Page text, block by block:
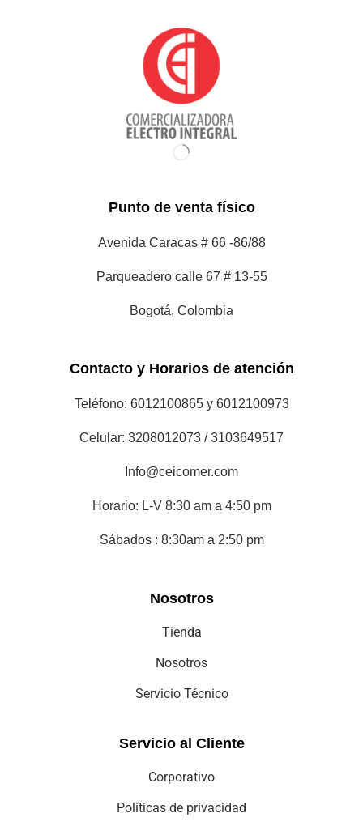
Punto de venta físico
Avenida Caracas # 66 -86/88
Parqueadero calle 67 # 13-55
Bogotá, Colombia
Contacto y Horarios de atención
Teléfono: 6012100865 y 6012100973
Celular: 3208012073 / 3103649517
Info@ceicomer.com
Horario: L-V 8:30 am a 4:50 pm
Sábados : 8:30am a 2:50 pm
Nosotros
Tienda
Nosotros
Servicio Técnico
Servicio al Cliente
Corporativo
Políticas de privacidad